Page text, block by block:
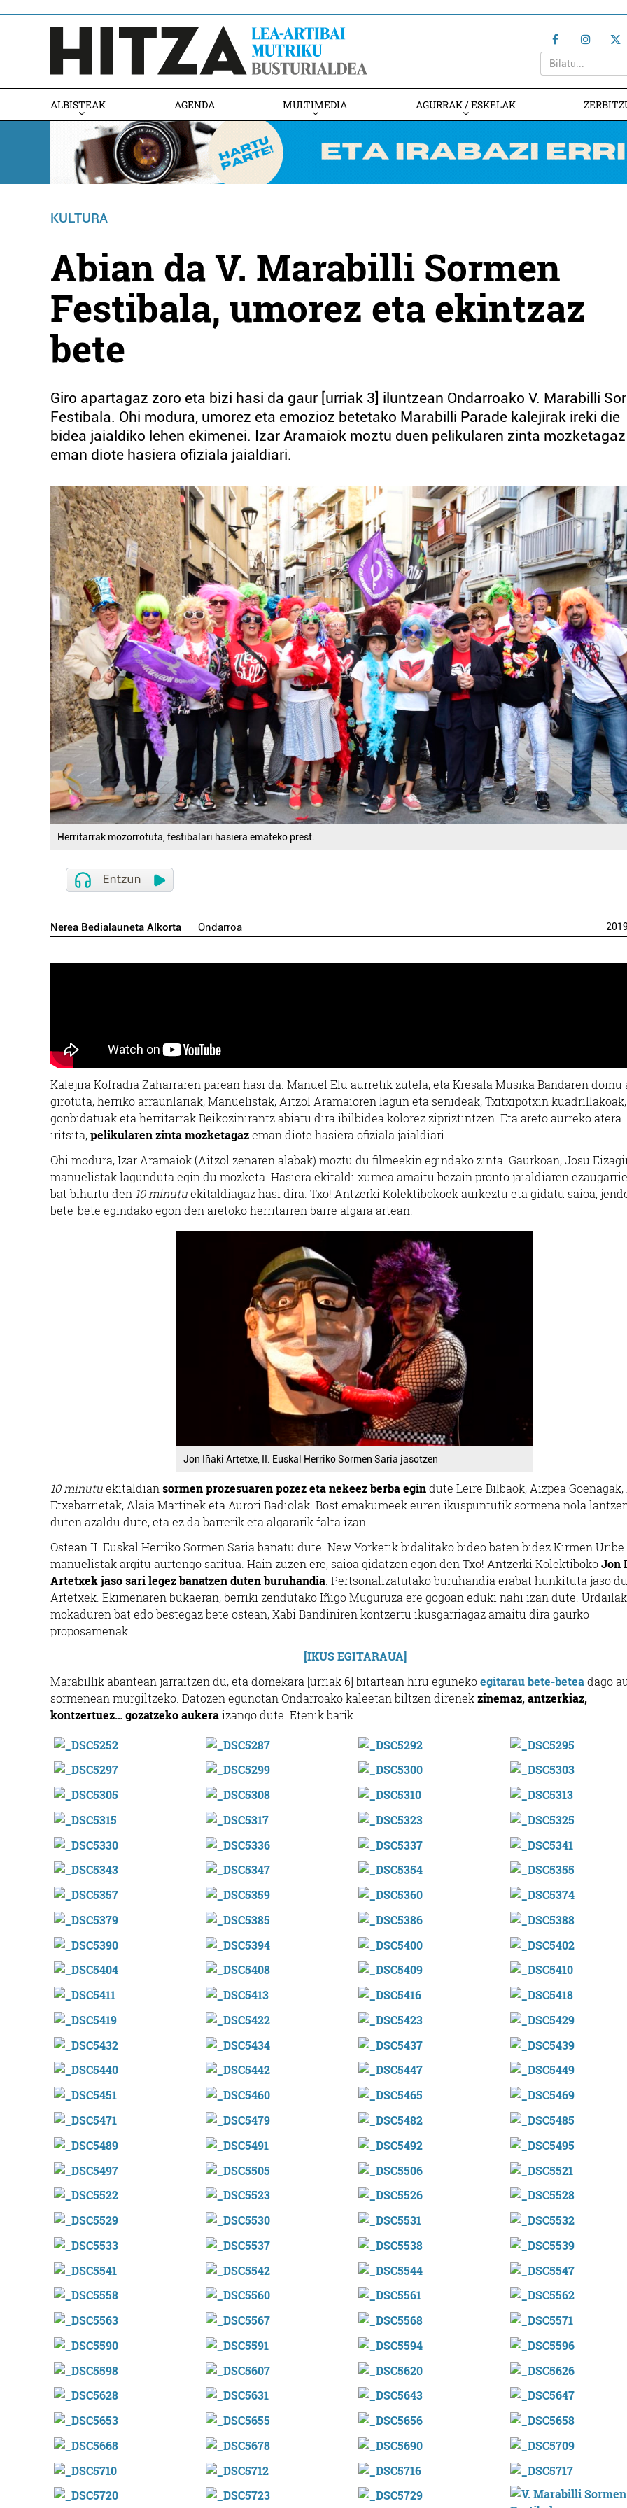
ALBISTEAK AGENDA MULTIMEDIA AGURRAK / ESKELAK
KULTURA
Abian da V. Marabilli Sormen
Festibala, umorez eta ekintzaz
bete
Giro apartagaz zoro eta bizi hasi da gaur [urriak 3] iluntzean Ondarroako V. Marabilli
Festibala. Ohi modura, umorez eta emozioz betetako Marabilli Parade kalejirak ireki die
bidea jaialdiko lehen ekimenei. Izar Aramaiok moztu duen pelikularen zinta mozketagaz
eman diote hasiera ofiziala jaialdiari.
Herritarrak mozorrotuta, festibalari hasiera emateko prest.
Nerea Bedialauneta Alkorta Ondarroa 2019
Kalejira Kofradia Zaharraren parean hasi da. Manuel Elu aurretik zutela, eta Kresala Musika Bandaren doinu
girotuta, herriko arraunlariak, Manuelistak, Aitzol Aramaioren lagun eta senideak, Txitxipotxin kuadrillakoak,
gonbidatuak eta herritarrak Beikozinirantz abiatu dira ibilbidea kolorez zipriztintzen. Eta areto aurreko atera
iritsita,pelikularen zinta mozketagazeman diote hasiera ofiziala jaialdiari.
Ohi modura, Izar Aramaiok (Aitzol zenaren alabak) moztu du filmeekin egindako zinta. Gaurkoan, Josu
manuelistak lagunduta egin du mozketa. Hasiera ekitaldi xumea amaitu bezain pronto jaialdiaren
bat bihurtu den 10 minutuekitaldiagaz hasi dira. Txo! Antzerki Kolektibokoek aurkeztu eta gidatu saioa,
bete-bete egindako egon den aretoko herritarren barre algara artean.
Jon Iñaki Artetxe, II. Euskal Herriko Sormen Saria jasotzen
10 minutuekitaldiansormen prozesuaren pozez eta nekeez berba egindute Leire Bilbaok, Aizpea Goenagak,
Etxebarrietak, Alaia Martinek eta Aurori Badiolak. Bost emakumeek euren ikuspuntutik sormena nola
duten azaldu dute, eta ez da barrerik eta algararik falta izan.
Ostean II. Euskal Herriko Sormen Saria banatu dute. New Yorketik bidalitako bideo baten bidez Kirmen Uribe
manuelistak argitu aurtengo saritua. Hain zuzen ere, saioa gidatzen egon den Txo! Antzerki KolektibokoJon
Artetxek jaso sari legez banatzen duten buruhandia. Pertsonalizatutako buruhandia erabat hunkituta jaso du
Artetxek. Ekimenaren bukaeran, berriki zendutako Iñigo Muguruza ere gogoan eduki nahi izan dute. Urdailak
mokaduren bat edo bestegaz bete ostean, Xabi Bandiniren kontzertu ikusgarriagaz amaitu dira gaurko
proposamenak.
[IKUS EGITARAUA]
Marabillik abantean jarraitzen du, eta domekara [urriak 6] bitartean hiru egunekoegitarau bete-beteadago
sormenean murgiltzeko. Datozen egunotan Ondarroako kaleetan biltzen direnekzinemaz, antzerkiaz,
kontzertuez… gozatzeko aukeraizango dute. Etenik barik.